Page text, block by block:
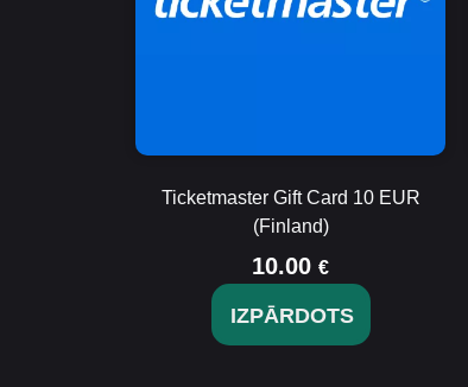
Ticketmaster Gift Card 10 EUR
(Finland)
10.00 €
IZPĀRDOTS